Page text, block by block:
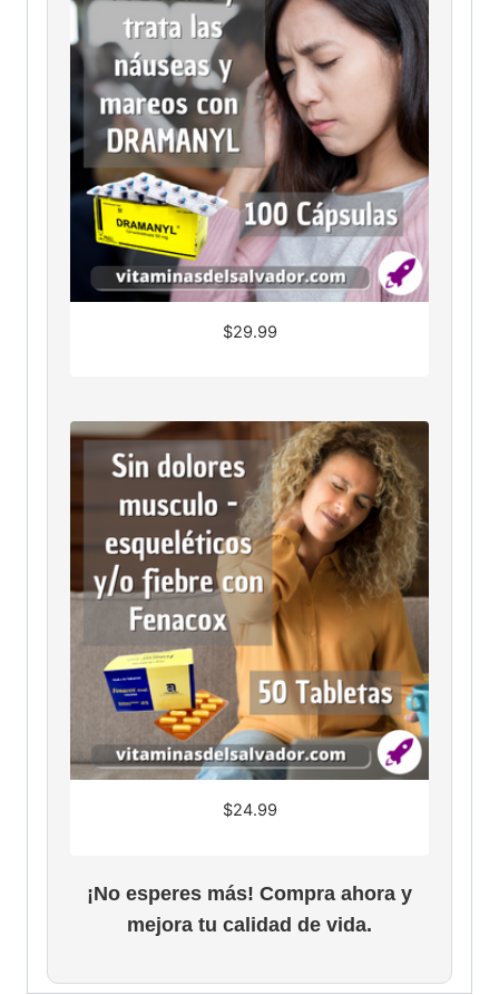
$29.99
$24.99
¡No esperes más! Compra ahora y
mejora tu calidad de vida.